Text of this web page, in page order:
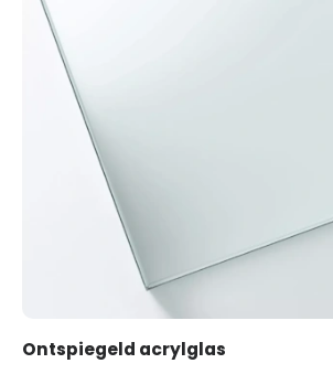
Ontspiegeld acrylglas